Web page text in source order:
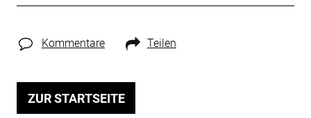
Kommentare Teilen
ZUR STARTSEITE